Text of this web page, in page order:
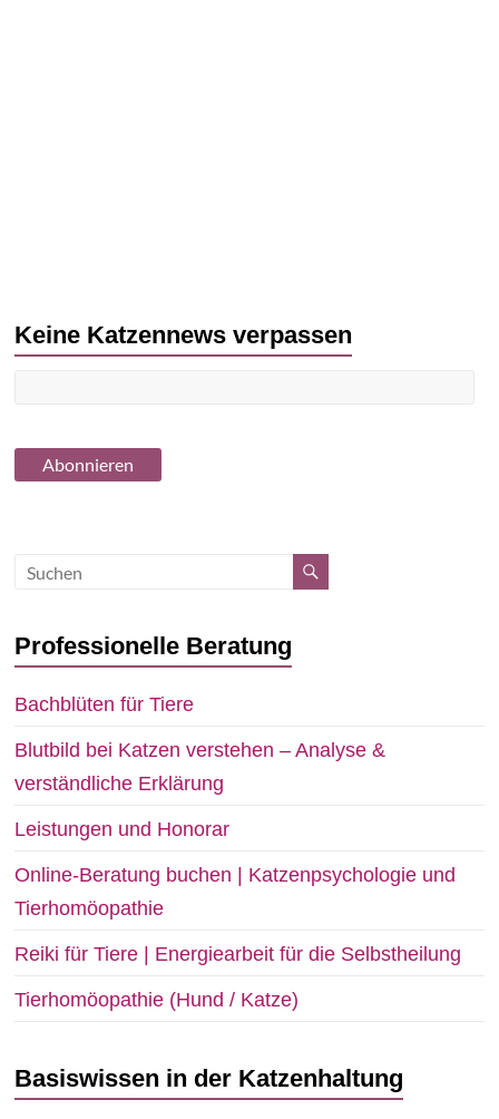
Keine Katzennews verpassen
Professionelle Beratung
Bachblüten für Tiere
Blutbild bei Katzen verstehen – Analyse &
verständliche Erklärung
Leistungen und Honorar
Online-Beratung buchen | Katzenpsychologie und
Tierhomöopathie
Reiki für Tiere | Energiearbeit für die Selbstheilung
Tierhomöopathie (Hund / Katze)
Basiswissen in der Katzenhaltung